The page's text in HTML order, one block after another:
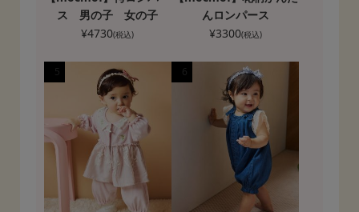
ス 男の子 女の子
¥4730(税込)
んロンパース
¥3300(税込)
5 6